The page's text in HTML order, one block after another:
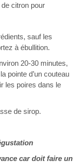
citron pour
sauf les
à ébullition.
20-30 minutes,
pointe d’un couteau
les poires dans le
de sirop.
car doit faire un